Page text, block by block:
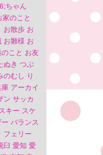
ちゃん
家のこと
お散歩 お
お雛様 お
こと お友
ぬき つぶ
のむし り
アーカイ
ン サッカ
キー スケ
バランス
フェリー
臼 愛知 愛